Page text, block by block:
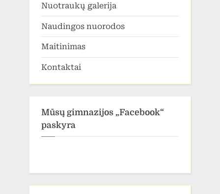
Nuotraukų galerija
Naudingos nuorodos
Maitinimas
Kontaktai
Mūsų gimnazijos „Facebook“
paskyra